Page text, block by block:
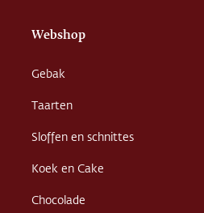
Webshop
Gebak
Taarten
Sloffen en schnittes
Koek en Cake
Chocolade